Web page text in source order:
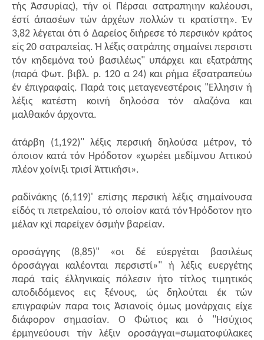
τής Άσσυρίας), τήν οί Πέρσαι σατραπηιην καλέουσι,
έστί άπασέων τών άρχέων πολλών τι κρατίστη». Έν
3,82 λέγεται ότι ό Δαρείος διήρεσε τό περσικόν κράτος
είς 20 σατραπείας. Ή λέξις σατράπης σημαίνει περσιστι
τόν κηδεμόνα τού βασιλέως" υπάρχει και εξατράπης
(παρά Φωτ. βιβλ. ρ. 120 α 24) και ρήμα έξσατραπεύω
έν έπιγραφαίς. Παρά τοις μεταγενεστέροις "Ελλησιν ή
λέξις κατέστη κοινή δηλοόσα τόν αλαζόνα και
μαλθακόν άρχοντα.
άτάρβη (1,192)" λέξις περσική δηλούσα μέτρον, τό
όποιον κατά τόν Ηρόδοτον «χωρέει μεδίμνου Αττικού
πλέον χοίνιξι τρισί Άττικήσι».
ραδίνάκης (6,119)' επίσης περσική λέξις σημαίνουσα
είδός τι πετρελαίου, τό οποίον κατά τόν Ήρόδοτον ητο
μέλαν κχί παρείχεν όσμήν βαρείαν.
οροσάγγης (8,85)" «oι δέ εύεργέται βασιλέως
όροσάγγαι καλέονται περσιστί»" ή λέξις ευεργέτης
παρά ταίς έλληνικαίς πόλεσιν ήτο τίτλος τιμητικός
αποδιδόμενος εις ξένους, ώς δηλούται έκ τών
επιγραφών παρα τοις Άσιανοίς όμως μονάρχαις είχε
διάφορον σημασίαν. Ό Φώτιος και ό "Ησύχιος
έρμηνεύουσι τήν λέξιν οροσάγγαι=σωματοφύλακες